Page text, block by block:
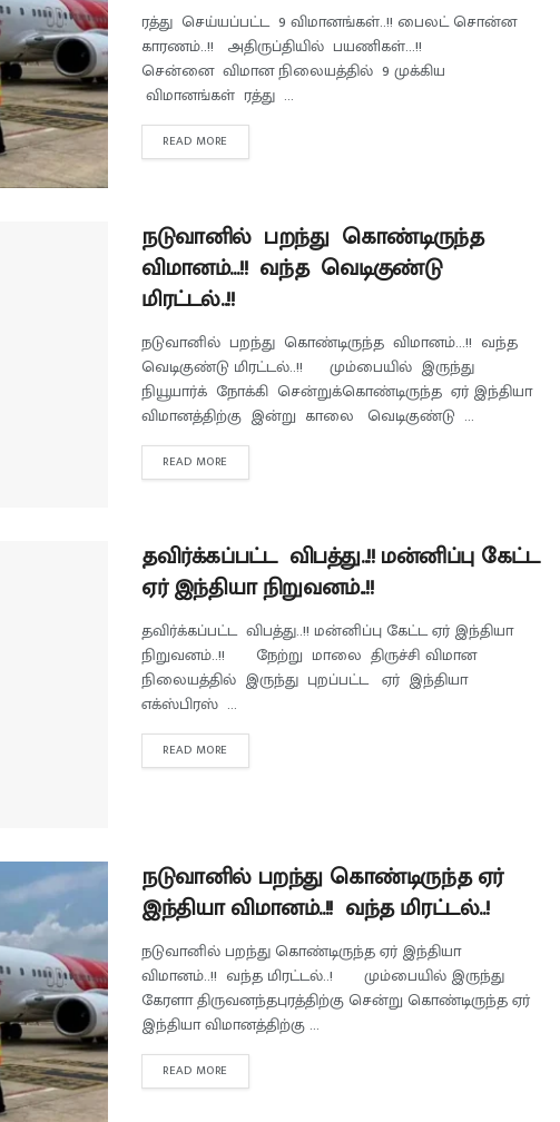
ரத்து செய்யப்பட்ட 9 விமானங்கள்..!! பைலட் சொன்ன
காரணம்..!! அதிருப்தியில் பயணிகள்...!!
சென்னை விமான நிலையத்தில் 9 முக்கிய
விமானங்கள் ரத்து ...
READ MORE
நடுவானில் பறந்து கொண்டிருந்த
விமானம்…!! வந்த வெடிகுண்டு
மிரட்டல்..!!
நடுவானில் பறந்து கொண்டிருந்த விமானம்...!! வந்த
வெடிகுண்டு மிரட்டல்..!! மும்பையில் இருந்து
நியூயார்க் நோக்கி சென்றுக்கொண்டிருந்த ஏர் இந்தியா
விமானத்திற்கு இன்று காலை வெடிகுண்டு ...
READ MORE
தவிர்க்கப்பட்ட விபத்து..!! மன்னிப்பு கேட்ட
ஏர் இந்தியா நிறுவனம்..!!
தவிர்க்கப்பட்ட விபத்து..!! மன்னிப்பு கேட்ட ஏர் இந்தியா
நிறுவனம்..!! நேற்று மாலை திருச்சி விமான
நிலையத்தில் இருந்து புறப்பட்ட ஏர் இந்தியா
எக்ஸ்பிரஸ் ...
READ MORE
நடுவானில் பறந்து கொண்டிருந்த ஏர்
இந்தியா விமானம்..!! வந்த மிரட்டல்..!
நடுவானில் பறந்து கொண்டிருந்த ஏர் இந்தியா
விமானம்..!! வந்த மிரட்டல்..! மும்பையில் இருந்து
கேரளா திருவனந்தபுரத்திற்கு சென்று கொண்டிருந்த ஏர்
இந்தியா விமானத்திற்கு ...
READ MORE